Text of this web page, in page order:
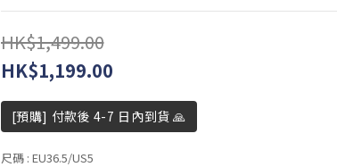
HK$1,499.00
HK$1,199.00
[預購] 付款後 4-7 日內到貨 🙏
尺碼 : EU36.5/US5